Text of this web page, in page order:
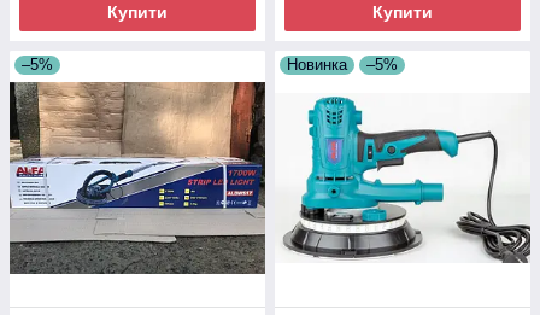
Купити Купити
–5% Новинка –5%